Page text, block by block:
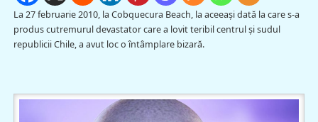
La 27 februarie 2010, la Cobquecura Beach, la aceeași dată la care s-a
produs cutremurul devastator care a lovit teribil centrul şi sudul
republicii Chile, a avut loc o întâmplare bizară.